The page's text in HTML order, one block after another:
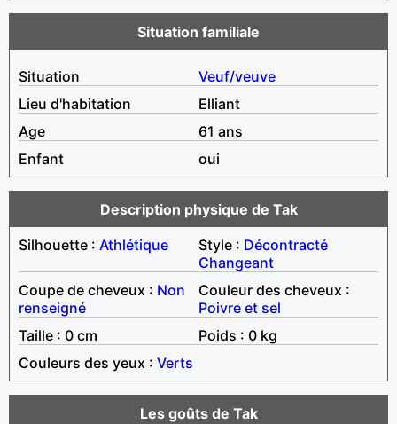
Situation familiale
Situation
Veuf/veuve
Lieu d'habitation
Elliant
Age
61 ans
Enfant
oui
Description physique de Tak
Silhouette : Athlétique Style : Décontracté
Changeant
Coupe de cheveux : Non
renseigné
Couleur des cheveux :
Poivre et sel
Taille : 0 cm
Poids : 0 kg
Couleurs des yeux : Verts
Les goûts de Tak